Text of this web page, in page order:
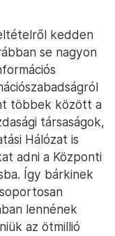
kedden
se nagyon
többek között a
társaságok,
Hálózat is
adni a Központi
Így bárkinek
lennének
az ötmillió